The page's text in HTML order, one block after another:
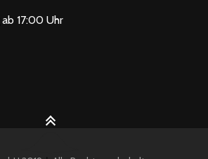
17:00 Uhr